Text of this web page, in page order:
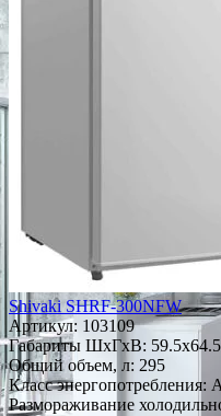
Shivaki SHRF-300NFW
Артикул: 103109
Габариты ШxГxВ:
Общий объем, л: 295
Класс энергопотребления:
Размораживание